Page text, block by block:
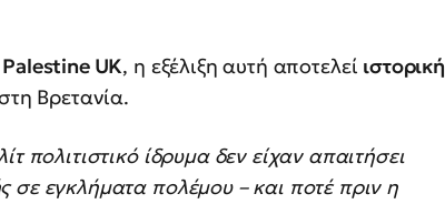
UK, η εξέλιξη αυτή αποτελεί ιστορική
Βρετανία.
πολιτιστικό ίδρυμα δεν είχαν απαιτήσει
σε εγκλήματα πολέμου – και ποτέ πριν η